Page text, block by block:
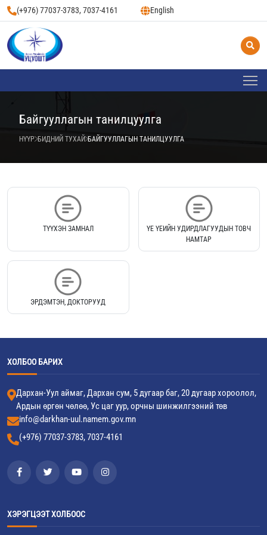
(+976) 77037-3783, 7037-4161 English
Байгууллагын танилцуулга
НҮҮР БИДНИЙ ТУХАЙ БАЙГУУЛЛАГЫН ТАНИЛЦУУЛГА
ТҮҮХЭН ЗАМНАЛ
ҮЕ ҮЕИЙН УДИРДЛАГУУДЫН ТОВЧ
НАМТАР
ЭРДЭМТЭН, ДОКТОРУУД
ХОЛБОО БАРИХ
Дархан-Уул аймаг, Дархан сум, 5 дугаар баг, 20 дугаар хороолол,
Ардын өргөн чөлөө, Ус цаг уур, орчны шинжилгээний төв
info@darkhan-uul.namem.gov.mn
(+976) 77037-3783, 7037-4161
ХЭРЭГЦЭЭТ ХОЛБООС